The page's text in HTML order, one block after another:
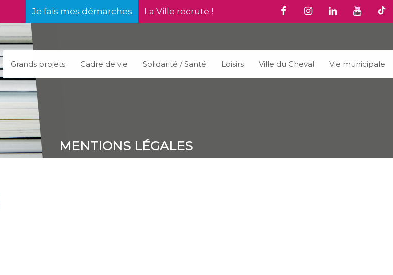
Je fais mes démarches La Ville recrute !
Grands projets Cadre de vie Solidarité / Santé Loisirs Ville du Cheval Vie municipale
MENTIONS LÉGALES